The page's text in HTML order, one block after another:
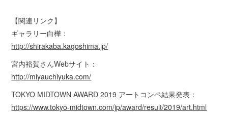
【関連リンク】
ギャラリー白樺：
http://shirakaba.kagoshima.jp/
宮内裕賀さんWebサイト：
http://miyauchiyuka.com/
TOKYO MIDTOWN AWARD 2019 アートコンペ結果発表：
https://www.tokyo-midtown.com/jp/award/result/2019/art.html